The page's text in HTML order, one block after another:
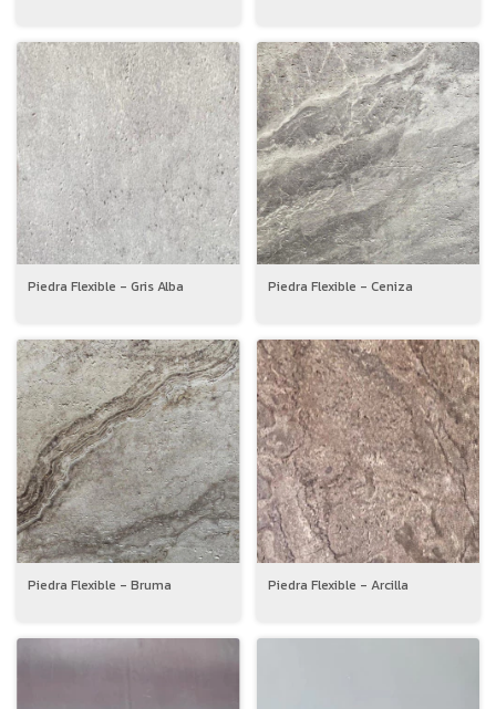
Piedra Flexible - Gris Alba Piedra Flexible - Ceniza
Piedra Flexible - Bruma Piedra Flexible - Arcilla